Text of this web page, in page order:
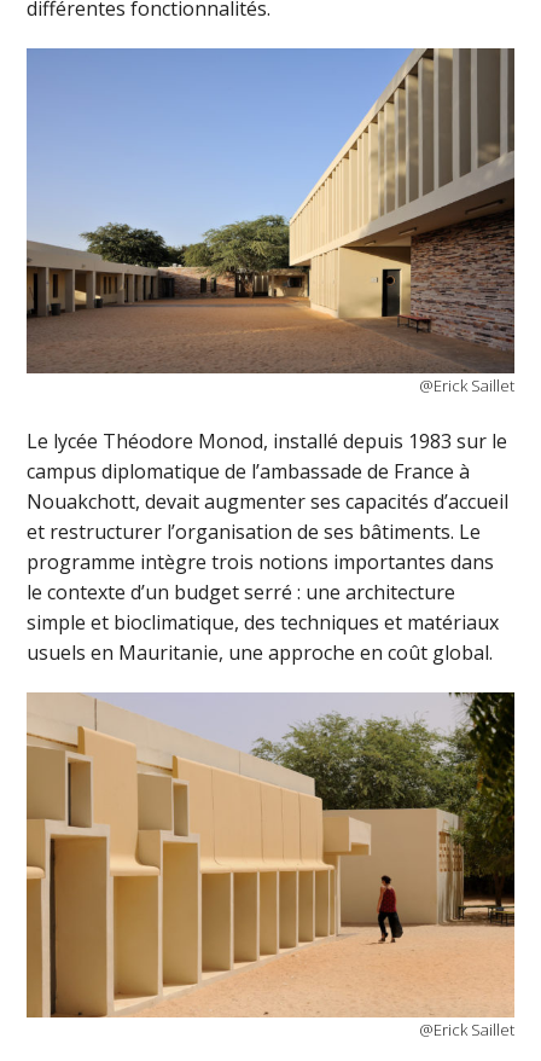
différentes fonctionnalités.
@Erick Saillet
Le lycée Théodore Monod, installé depuis 1983 sur le
campus diplomatique de l’ambassade de France à
Nouakchott, devait augmenter ses capacités d’accueil
et restructurer l’organisation de ses bâtiments. Le
programme intègre trois notions importantes dans
le contexte d’un budget serré : une architecture
simple et bioclimatique, des techniques et matériaux
usuels en Mauritanie, une approche en coût global.
@Erick Saillet